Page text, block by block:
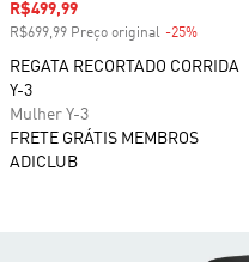
Preço com desconto
R$499,99
R$699,99 Preço original -25%
REGATA RECORTADO CORRIDA
Y-3
Mulher Y-3
FRETE GRÁTIS MEMBROS
ADICLUB